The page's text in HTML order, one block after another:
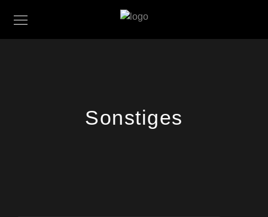
Sonstiges